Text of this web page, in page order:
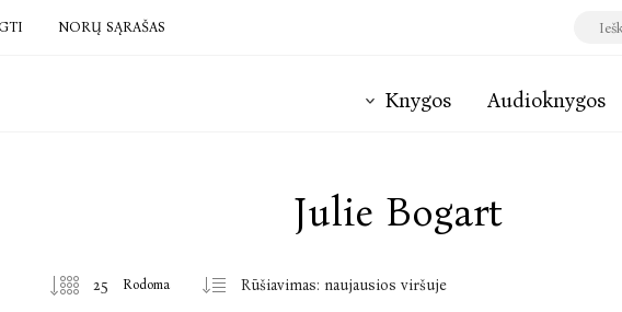
NORŲ SĄRAŠAS
Knygos Audioknygos
Julie Bogart
Rodoma